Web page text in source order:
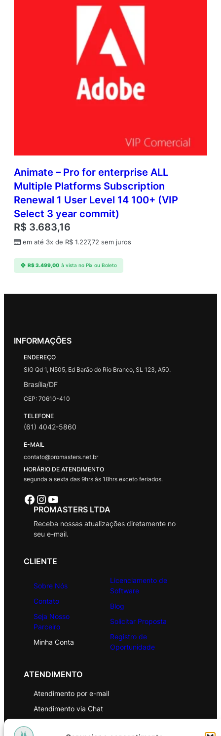
Animate – Pro for enterprise ALL
Multiple Platforms Subscription
Renewal 1 User Level 14 100+ (VIP
Select 3 year commit)
R$ 3.683,16
em até 3x de R$ 1.227,72 sem juros
R$3.499,00 à vista no Pix ou Boleto
INFORMAÇÕES
ENDEREÇO
SIG Qd 1, N505, Ed Barão do Rio Branco, SL 123, A50.
Brasília/DF
CEP: 70610-410
TELEFONE
(61) 4042-5860
E-MAIL
contato@promasters.net.br
HORÁRIO DE ATENDIMENTO
segunda a sexta das 9hrs às 18hrs exceto feriados.
Facebook Instagram Youtube
PROMASTERS LTDA
Receba nossas atualizações diretamente no
seu e-mail.
CLIENTE
Sobre Nós
Contato
Seja Nosso
Parceiro
Minha Conta
Licenciamento de
Software
Blog
Solicitar Proposta
Registro de
Oportunidade
ATENDIMENTO
Atendimento por e-mail
Atendimento via Chat